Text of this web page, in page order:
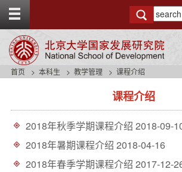
g
t
首页 本科生 教学管理 课程介绍
课程介绍
2018年秋季学期课程介绍 2018-09-
2018年暑期课程介绍 2018-04-16
2018年春季学期课程介绍 2017-12-